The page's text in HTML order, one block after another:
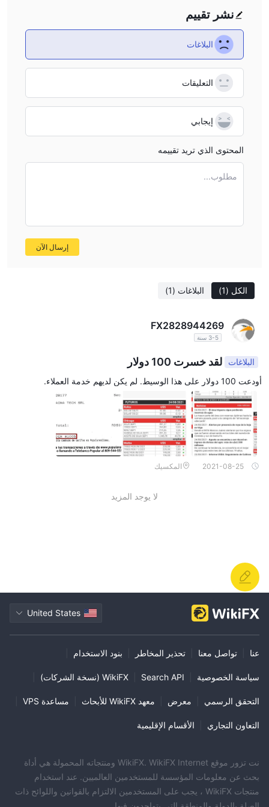
years, but based on the current information, their lack of
regulation and straightforward customer support channels
worries me, especially since other users have noted poor
customer service and even unresolved losses. Without
published details on withdrawal terms, I honestly can’t
recommend trusting funds to a platform where standard
procedures—like minimum withdrawal amounts—aren’t
involved, being able to easily access and withdraw funds
is non-negotiable, and the absence of this information is a
الكل (1) البلاغات (1)
FX2828944269
3-5 سنة
البلاغات لقد خسرت 100 دولار
أودعت 100 دولار على هذا الوسيط. لم يكن لديهم خدمة العملاء.
2021-08-25 المكسيك
لا يوجد المزيد
نشر تقييم
البلاغات
التعليقات
إيجابي
المحتوى الذي تريد تقييمه
مطلوب...
إرسال الآن
United States
عنا تواصل معنا تحذير المخاطر بنود الاستخدام
سياسة الخصوصية Search API WikiFX (نسخة الشركات)
التحقق الرسمي معرض معهد WikiFX للأبحاث مساعدة VPS
التعاون التجاري الأقسام الإقليمية
نت تزور موقع WikiFX. WikiFX Internet ومنتجاته المحمولة هي أداة
بحث عن معلومات المؤسسة للمستخدمين العالميين. عند استخدام
منتجات WikiFX ، يجب على المستخدمين الالتزام بالقوانين واللوائح ذات